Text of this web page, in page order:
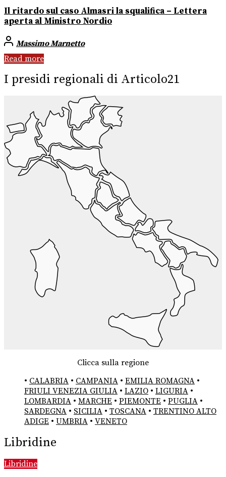
Il ritardo sul caso Almasri la squalifica – Lettera
aperta al Ministro Nordio
Massimo Marnetto
Read more
I presidi regionali di Articolo21
Clicca sulla regione
• CALABRIA • CAMPANIA • EMILIA ROMAGNA •
FRIULI VENEZIA GIULIA • LAZIO • LIGURIA •
LOMBARDIA • MARCHE • PIEMONTE • PUGLIA •
SARDEGNA • SICILIA • TOSCANA • TRENTINO ALTO
ADIGE • UMBRIA • VENETO
Libridine
Libridine